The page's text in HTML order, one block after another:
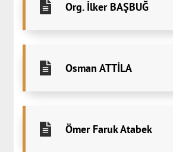
Org. İlker BAŞBUĞ
Osman ATTİLA
Ömer Faruk Atabek